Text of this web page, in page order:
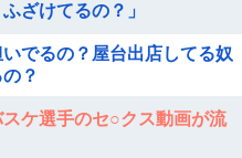
ざけてるの？」
でるの？屋台出店してる奴
？
スケ選手のセ○クス動画が流